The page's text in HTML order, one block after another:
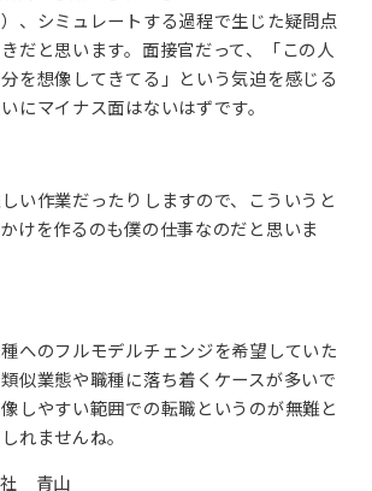
、シミュレートする過程で生じた疑問点
だと思います。面接官だって、「この人
を想像してきてる」という気迫を感じる
にマイナス面はないはずです。
い作業だったりしますので、こういうと
けを作るのも僕の仕事なのだと思いま
へのフルモデルチェンジを希望していた
似業態や職種に落ち着くケースが多いで
しやすい範囲での転職というのが無難と
れませんね。
社 青山